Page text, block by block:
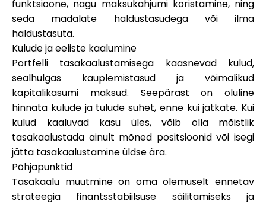
funktsioone, nagu maksukahjumi koristamine, ning
seda madalate haldustasudega või ilma
haldustasuta.
Kulude ja eeliste kaalumine
Portfelli tasakaalustamisega kaasnevad kulud,
sealhulgas kauplemistasud ja võimalikud
kapitalikasumi maksud. Seepärast on oluline
hinnata kulude ja tulude suhet, enne kui jätkate. Kui
kulud kaaluvad kasu üles, võib olla mõistlik
tasakaalustada ainult mõned positsioonid või isegi
jätta tasakaalustamine üldse ära.
Põhjapunktid
Tasakaalu muutmine on oma olemuselt ennetav
strateegia finantsstabiilsuse säilitamiseks ja